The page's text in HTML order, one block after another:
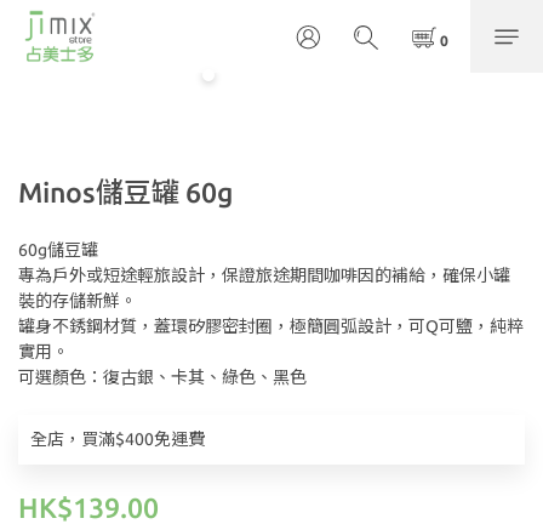
Minos儲豆罐 60g
60g儲豆罐
專為戶外或短途輕旅設計，保證旅途期間咖啡因的補給，確保小罐
裝的存儲新鮮。
罐身不銹鋼材質，蓋環矽膠密封圈，極簡圓弧設計，可Q可鹽，純粹
實用。
可選顏色：復古銀、卡其、綠色、黑色
全店，買滿$400免運費
HK$139.00